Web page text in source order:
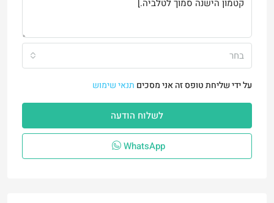
בחר
על ידי שליחת טופס זה אני מסכים תנאי שימוש
לשלוח הודעה
WhatsApp